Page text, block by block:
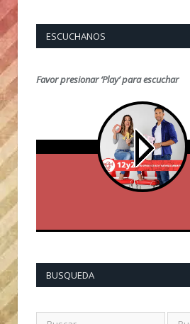
ESCUCHANOS
Favor presionar ‘Play’ para escuchar
BUSQUEDA